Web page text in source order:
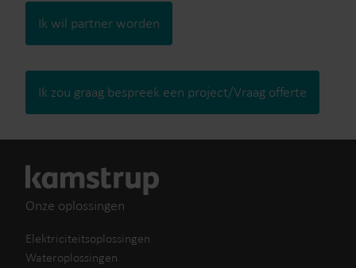
Ik wil partner worden
Ik zou graag bespreek een project/Vraag offerte
Onze oplossingen
Elektriciteitsoplossingen
Wateroplossingen